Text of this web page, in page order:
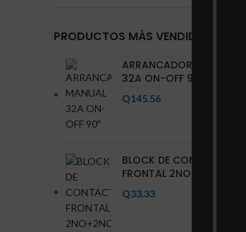
PRODUCTOS MÁS VENDIDOS
ARRANCADOR MANUAL
32A ON-OFF 90º
Q145.56
BLOCK DE CONTACTO
FRONTAL 2NO+2NC
Q33.33